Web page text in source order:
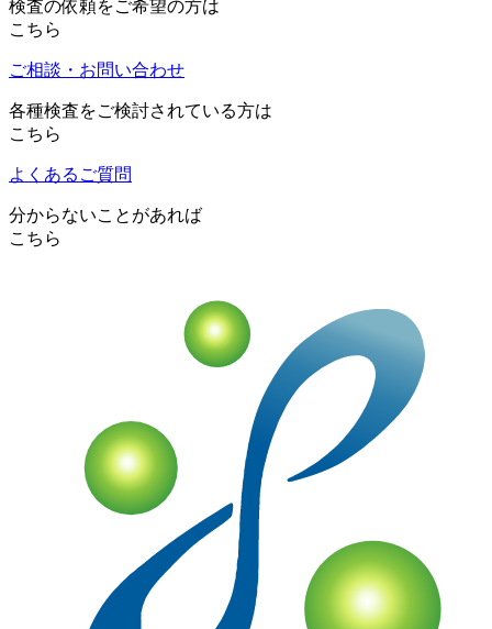
検査の依頼をご希望の方は
こちら
ご相談・お問い合わせ
各種検査をご検討されている方は
こちら
よくあるご質問
分からないことがあれば
こちら